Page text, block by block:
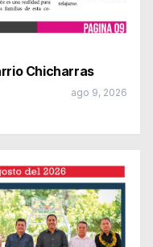
Chicharras
ago 9, 2026